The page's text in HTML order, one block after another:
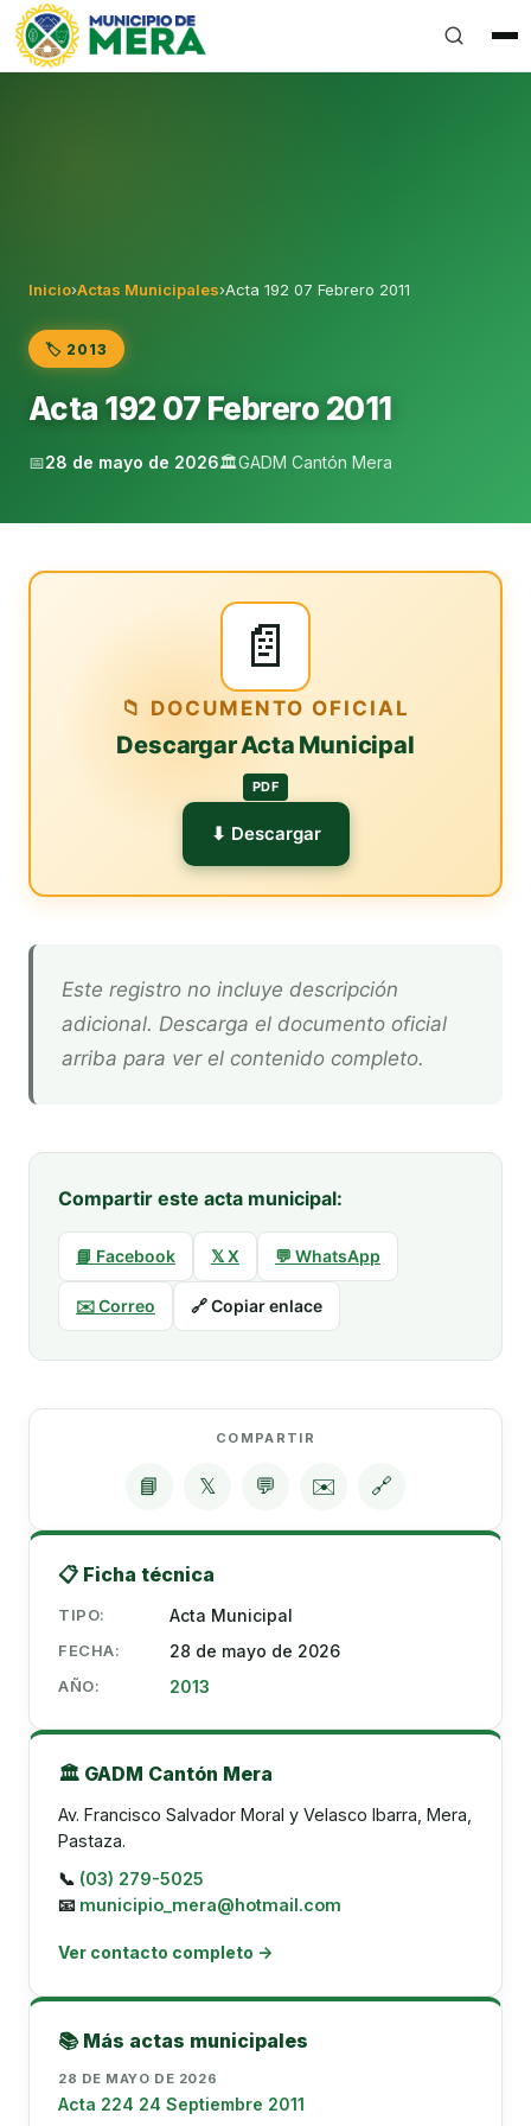
Gobierno Autónomo Descentralizado Municipal del
Inicio›Actas Municipales›Acta 192 07 Febrero 2011
🏷️ 2013
Acta 192 07 Febrero 2011
📅28 de mayo de 2026🏛️GADM Cantón Mera
📄
📁 DOCUMENTO OFICIAL
Descargar Acta Municipal
PDF
⬇ Descargar
Este registro no incluye descripción
adicional. Descarga el documento oficial
arriba para ver el contenido completo.
Compartir este acta municipal:
📘 Facebook 𝕏 X 💬 WhatsApp
✉️ Correo 🔗 Copiar enlace
COMPARTIR
📘 𝕏 💬 ✉️ 🔗
📋 Ficha técnica
TIPO: Acta Municipal
FECHA: 28 de mayo de 2026
AÑO: 2013
🏛️ GADM Cantón Mera
Av. Francisco Salvador Moral y Velasco Ibarra, Mera,
Pastaza.
📞 (03) 279-5025
📧 municipio_mera@hotmail.com
Ver contacto completo →
📚 Más actas municipales
28 DE MAYO DE 2026
Acta 224 24 Septiembre 2011